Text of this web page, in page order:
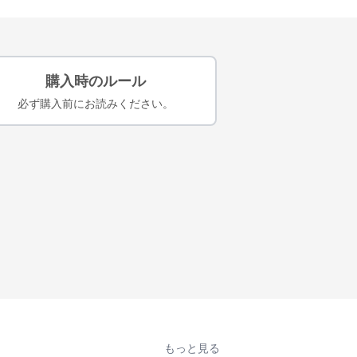
購入時のルール
必ず購入前にお読みください。
もっと見る